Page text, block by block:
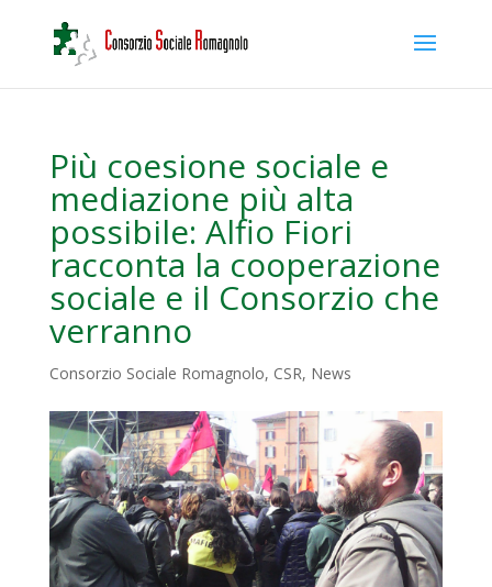
Più coesione sociale e
mediazione più alta
possibile: Alfio Fiori
racconta la cooperazione
sociale e il Consorzio che
verranno
Consorzio Sociale Romagnolo, CSR, News